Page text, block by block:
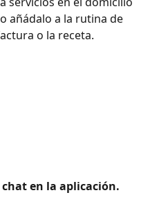
añádalo a la rutina de
o la receta.
en la aplicación.